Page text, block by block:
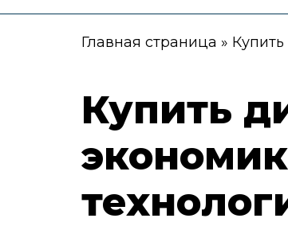
Главная страница »
Купить